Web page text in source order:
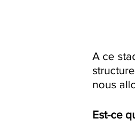
A ce
nous
Est-ce